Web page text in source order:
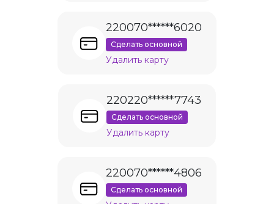
220070******6020
Сделать основной
Удалить карту
220220******7743
Сделать основной
Удалить карту
220070******4806
Сделать основной